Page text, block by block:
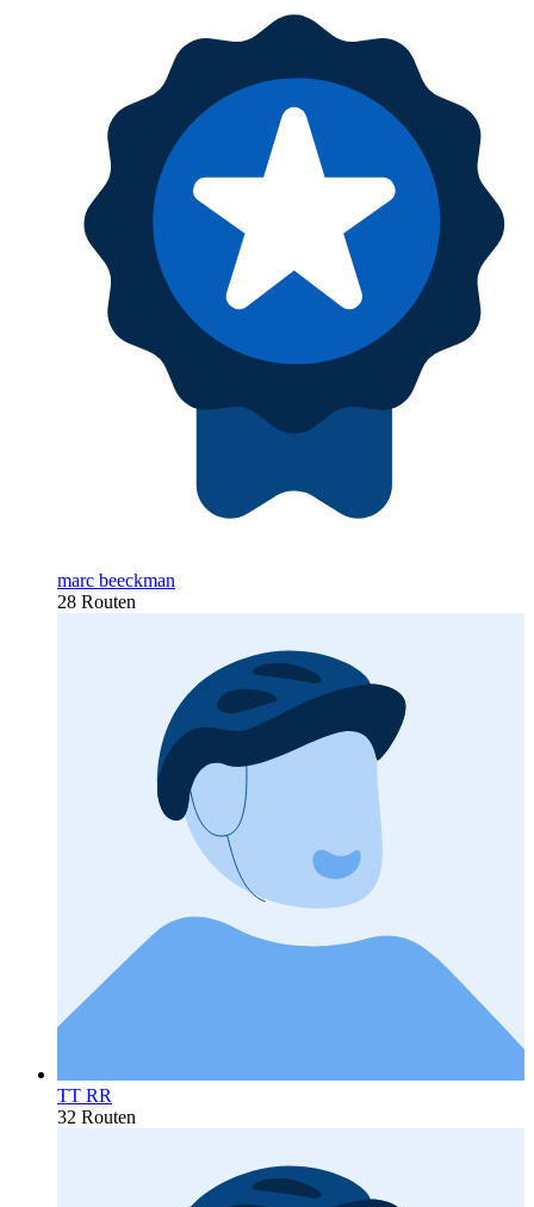
marc beeckman
28 Routen
TT RR
32 Routen